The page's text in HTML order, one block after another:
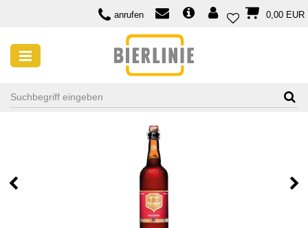
anrufen 0,00 EUR